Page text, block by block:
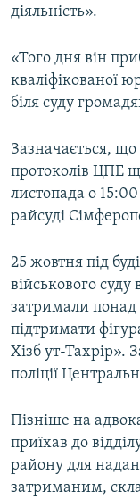
діяльність».
«Того дня він
кваліфікованої
біля суду
Зазначається, що
протоколів ЦПЕ
листопада о
райсуді
25 жовтня під
військового суду
затримали понад
підтримати
Хізб ут-Тахрір».
поліції
Пізніше на
приїхав до
району для
затриманим,